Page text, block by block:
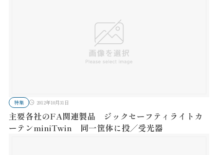
特集 2012年10月31日
主要各社のFA関連製品 ジックセーフティライトカ
ーテンminiTwin 同一筐体に投／受光器